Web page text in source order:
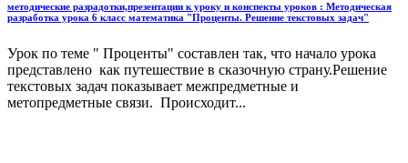
методические разрадотки,презентации к уроку и конспекты уроков : Методическая
разработка урока 6 класс математика "Проценты. Решение текстовых задач"
Урок по теме " Проценты" составлен так, что начало урока
представлено как путешествие в сказочную страну.Решение
текстовых задач показывает межпредметные и
метопредметные связи. Происходит...